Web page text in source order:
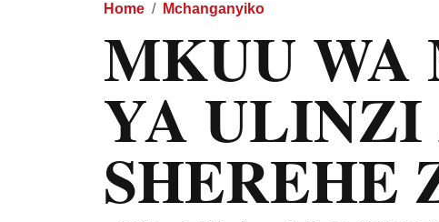
Home Mchanganyiko
MKUU WA
YA